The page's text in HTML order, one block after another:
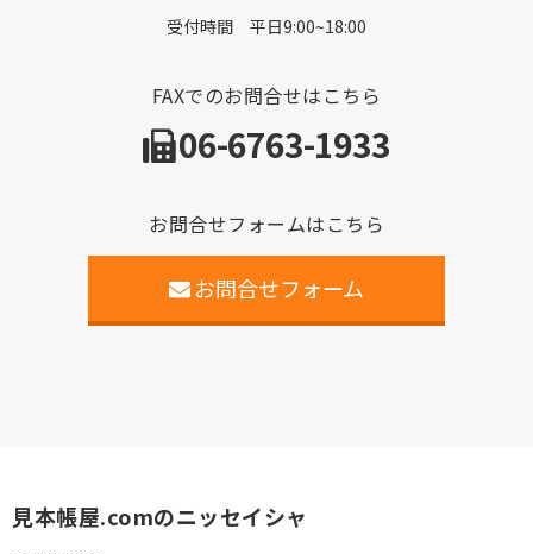
受付時間 平日9:00~18:00
FAXでのお問合せはこちら
06-6763-1933
お問合せフォームはこちら
お問合せフォーム
見本帳屋.comのニッセイシャ